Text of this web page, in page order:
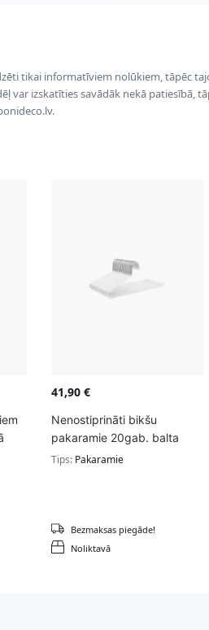
tikai informatīviem nolūkiem, tāpēc
izskatīties savādāk nekā patiesībā,
41,90€
Nenostiprināti bikšu
pakaramie 20gab. balta
krāsa
Tips: Pakaramie
Noliktavā
Bezmaksas piegāde!